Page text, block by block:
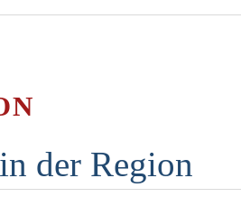
der Region